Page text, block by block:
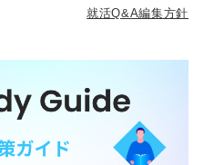
就活Q&A編集方針